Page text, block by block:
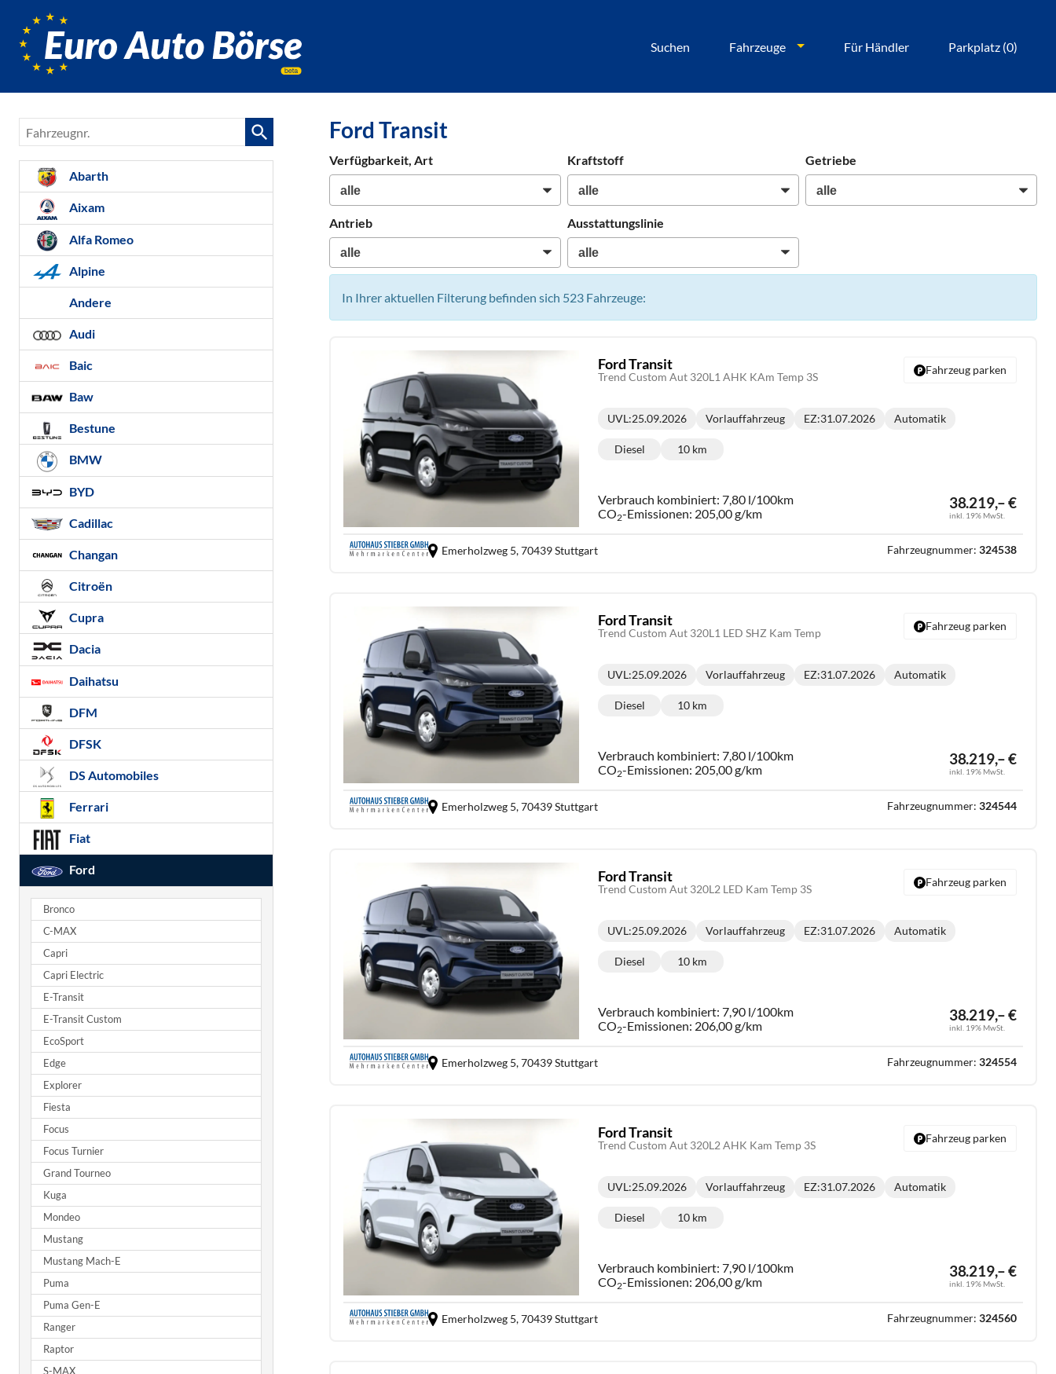
Gebrauchtwagen,
Neuwagen
Suchen Fahrzeuge Für Händler Parkplatz (0)
Ford Transit
Verfügbarkeit, Art Kraftstoff Getriebe
Antrieb Ausstattungslinie
In Ihrer aktuellen Filterung befinden sich 523 Fahrzeuge:
Ford Transit
Trend Custom Aut 320L1 AHK KAm Temp 3S
38.219,– €
inkl. 19% MwSt.
Lieferzeit:
UVL:25.09.2026 Vorlauffahrzeug EZ:31.07.2026
Getriebe:
Automatik
Kraftstoff:
Diesel
Kilometerstand:
10 km
Verbrauch kombiniert:7,80 l/100km
CO2-Emissionen: 205,00 g/km
Fahrzeug parken
Emerholzweg 5,70439 Stuttgart Fahrzeugnummer: 324538
Ford Transit
Trend Custom Aut 320L1 LED SHZ Kam Temp
38.219,– €
inkl. 19% MwSt.
Lieferzeit:
UVL:25.09.2026 Vorlauffahrzeug EZ:31.07.2026
Getriebe:
Automatik
Kraftstoff:
Diesel
Kilometerstand:
10 km
Verbrauch kombiniert:7,80 l/100km
CO2-Emissionen: 205,00 g/km
Fahrzeug parken
Emerholzweg 5,70439 Stuttgart Fahrzeugnummer: 324544
Ford Transit
Trend Custom Aut 320L2 LED Kam Temp 3S
38.219,– €
inkl. 19% MwSt.
Lieferzeit:
UVL:25.09.2026 Vorlauffahrzeug EZ:31.07.2026
Getriebe:
Automatik
Kraftstoff:
Diesel
Kilometerstand:
10 km
Verbrauch kombiniert:7,90 l/100km
CO2-Emissionen: 206,00 g/km
Fahrzeug parken
Emerholzweg 5,70439 Stuttgart Fahrzeugnummer: 324554
Ford Transit
Trend Custom Aut 320L2 AHK Kam Temp 3S
38.219,– €
inkl. 19% MwSt.
Lieferzeit:
UVL:25.09.2026 Vorlauffahrzeug EZ:31.07.2026
Getriebe:
Automatik
Kraftstoff:
Diesel
Kilometerstand:
10 km
Verbrauch kombiniert:7,90 l/100km
CO2-Emissionen: 206,00 g/km
Fahrzeug parken
Emerholzweg 5,70439 Stuttgart Fahrzeugnummer: 324560
Fahrzeugnr.
Abarth
Aixam
Alfa Romeo
Alpine
Andere
Audi
Baic
Baw
Bestune
BMW
BYD
Cadillac
Changan
Citroën
Cupra
Dacia
Daihatsu
DFM
DFSK
DS Automobiles
Ferrari
Fiat
Ford
Bronco
C-MAX
Capri
Capri Electric
E-Transit
E-Transit Custom
EcoSport
Edge
Explorer
Fiesta
Focus
Focus Turnier
Grand Tourneo
Kuga
Mondeo
Mustang
Mustang Mach-E
Puma
Puma Gen-E
Ranger
Raptor
S-MAX